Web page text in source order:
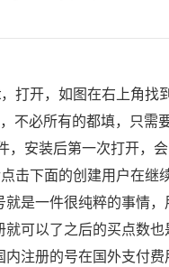
打开，如图在右上角找
不必所有的都填，只需
安装后第一次打开，
击下面的创建用户在继
是一件很纯粹的事情，
可以了之后的买点数
注册的号在国外支付